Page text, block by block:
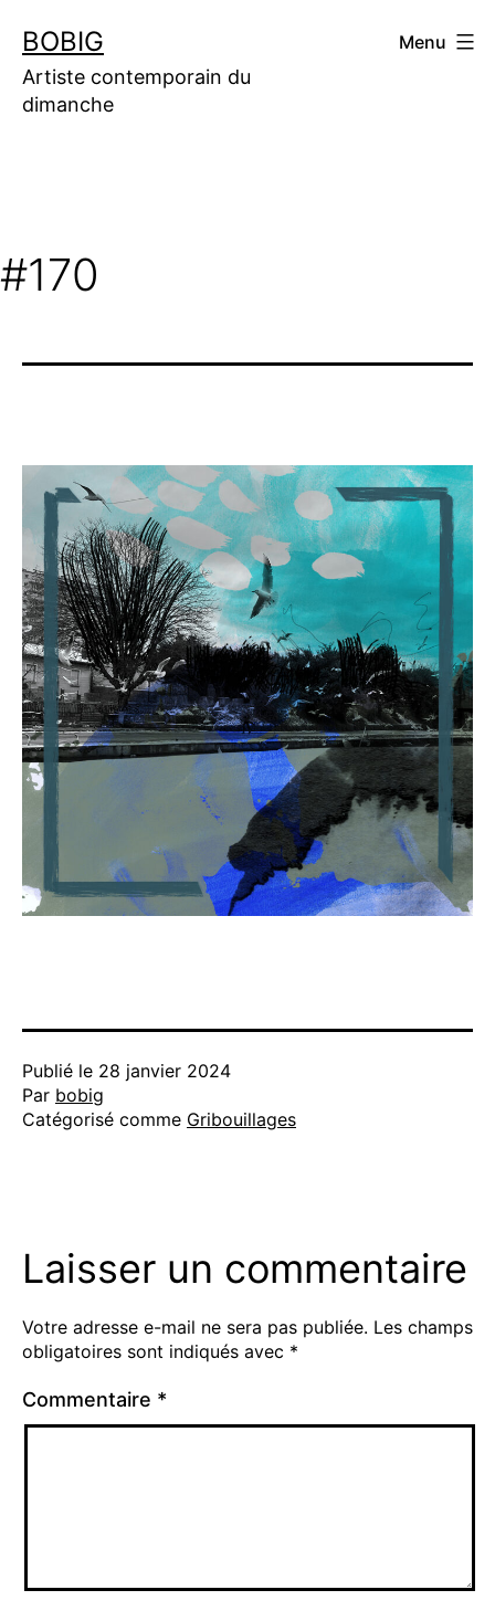
contenu
BOBIG
Artiste contemporain du
dimanche
Menu
#170
Publié le 28 janvier 2024
Par bobig
Catégorisé comme Gribouillages
Laisser un commentaire
Votre adresse e-mail ne sera pas publiée. Les champs
obligatoires sont indiqués avec *
Commentaire *